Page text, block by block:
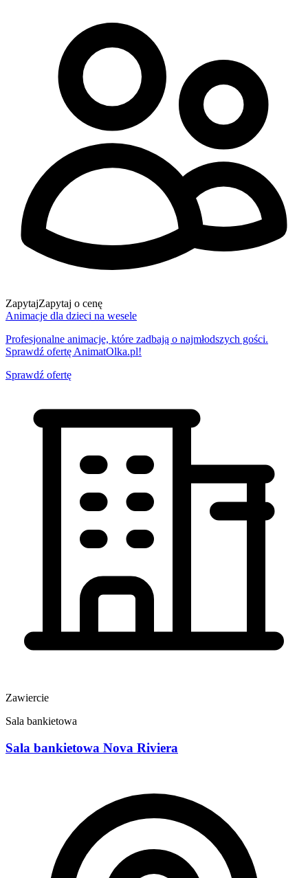
ZapytajZapytaj o cenę
Animacje dla dzieci na wesele
Profesjonalne animacje, które zadbają o najmłodszych gości.
Sprawdź ofertę AnimatOlka.pl!
Sprawdź ofertę
Zawiercie
Sala bankietowa
Sala bankietowa Nova Riviera